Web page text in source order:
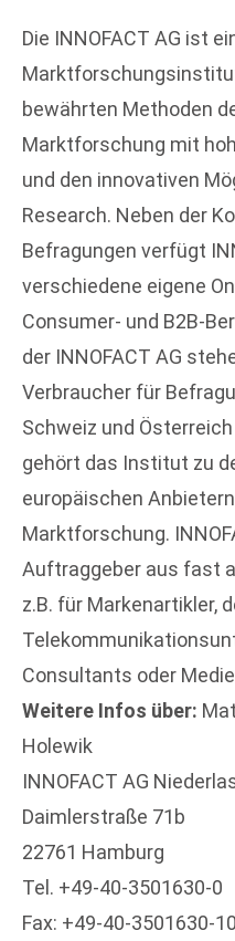
Die INNOFACT AG ist
bewährten Methoden
Marktforschung mit
und den innovativen
Research. Neben der
Befragungen verfügt
verschiedene eigene
Consumer- und B2B-
der INNOFACT AG
Verbraucher für
Schweiz und
gehört das Institut zu
europäischen
Marktforschung.
Auftraggeber aus fast
z.B. für Markenartikler,
Consultants oder
Weitere Infos über:
Holewik
INNOFACT AG
Daimlerstraße 71b
22761 Hamburg
Tel. +49-40-3501630-0
Fax: +49-40-3501630-10